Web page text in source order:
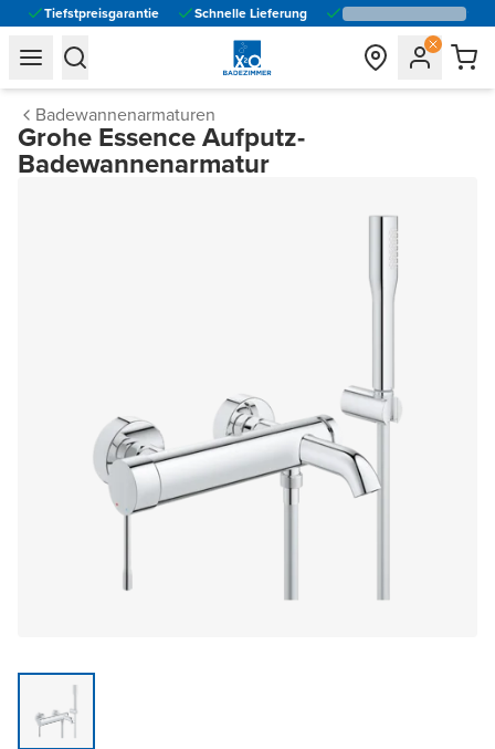
Tiefstpreisgarantie Schnelle Lieferung
general.navigation.toggle_menu.label
general.navigation.toggle_menu.label
Badewannenarmaturen
Grohe Essence Aufputz-
Badewannenarmatur